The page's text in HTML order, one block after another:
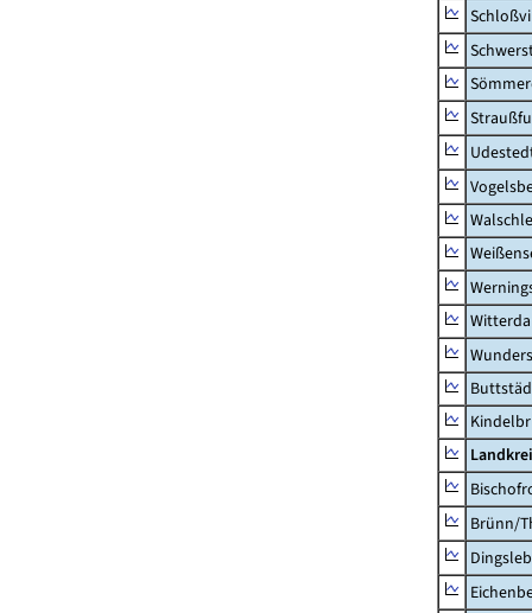
Witterda
Brünn/